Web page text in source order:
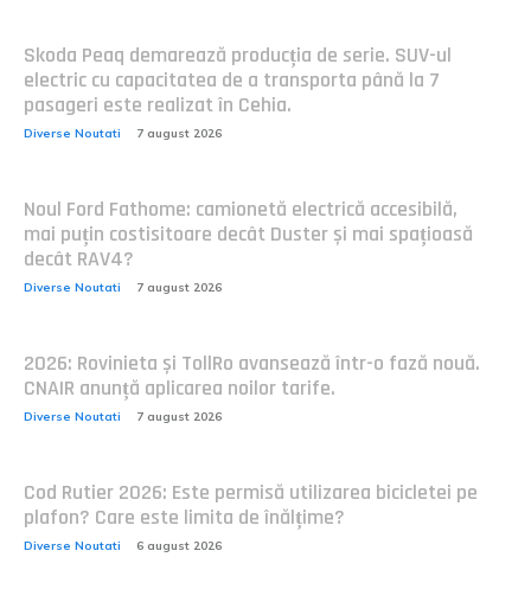
Skoda Peaq demarează producția de serie. SUV-ul
electric cu capacitatea de a transporta până la 7
pasageri este realizat în Cehia.
Diverse Noutati 7 august 2026
Noul Ford Fathome: camionetă electrică accesibilă,
mai puțin costisitoare decât Duster și mai spațioasă
decât RAV4?
Diverse Noutati 7 august 2026
2026: Rovinieta și TollRo avansează într-o fază nouă.
CNAIR anunță aplicarea noilor tarife.
Diverse Noutati 7 august 2026
Cod Rutier 2026: Este permisă utilizarea bicicletei pe
plafon? Care este limita de înălțime?
Diverse Noutati 6 august 2026